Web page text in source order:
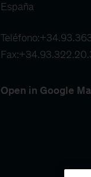
España
Teléfono:
Fax:
Open in Google